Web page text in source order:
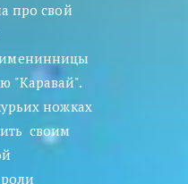
про свой
именинницы
"Каравай".
ножках
своим